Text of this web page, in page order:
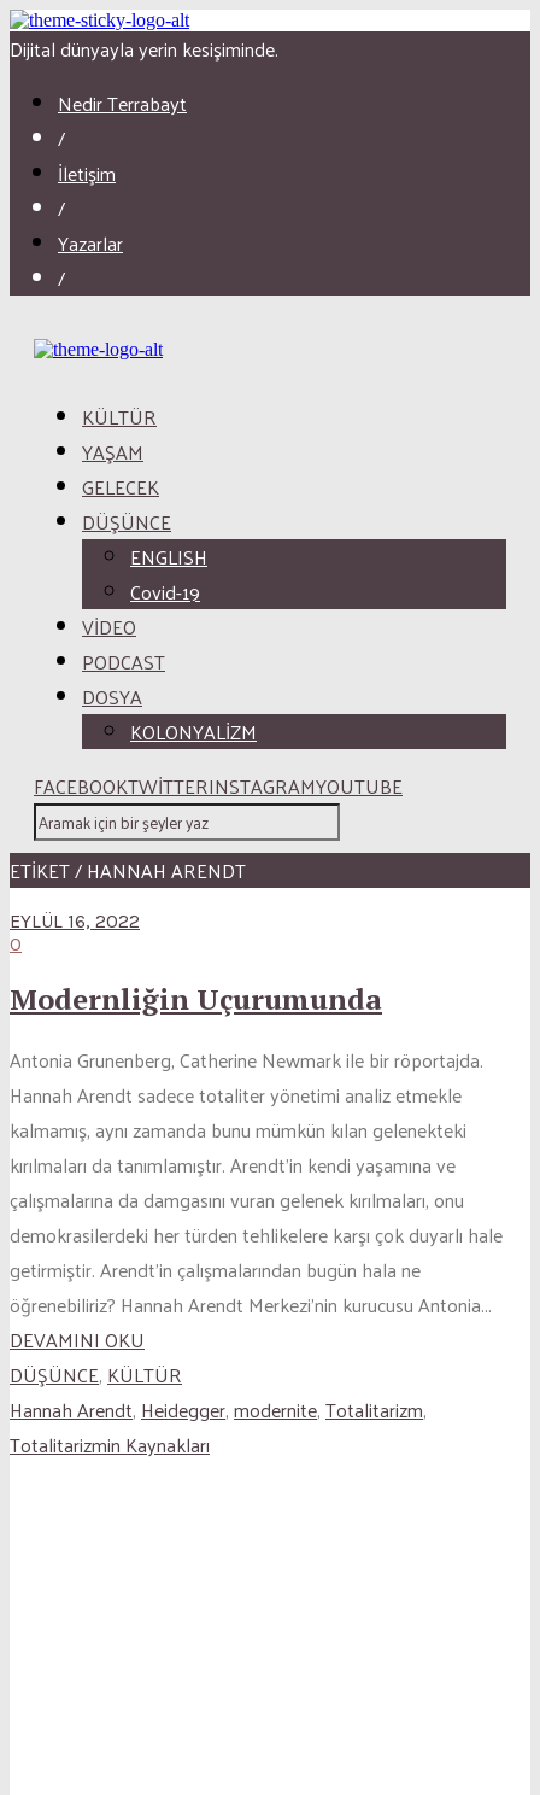
Dijital dünyayla yerin kesişiminde.
Nedir Terrabayt
/
İletişim
/
Yazarlar
/
KÜLTÜR
YAŞAM
GELECEK
DÜŞÜNCE
ENGLISH
Covid-19
VİDEO
PODCAST
DOSYA
KOLONYALİZM
FACEBOOKTWITTERINSTAGRAMYOUTUBE
ETİKET / HANNAH ARENDT
EYLÜL 16, 2022
0
Modernliğin Uçurumunda
Antonia Grunenberg, Catherine Newmark ile bir röportajda.
Hannah Arendt sadece totaliter yönetimi analiz etmekle
kalmamış, aynı zamanda bunu mümkün kılan gelenekteki
kırılmaları da tanımlamıştır. Arendt’in kendi yaşamına ve
çalışmalarına da damgasını vuran gelenek kırılmaları, onu
demokrasilerdeki her türden tehlikelere karşı çok duyarlı hale
getirmiştir. Arendt’in çalışmalarından bugün hala ne
öğrenebiliriz? Hannah Arendt Merkezi’nin kurucusu Antonia...
DEVAMINI OKU
DÜŞÜNCE,KÜLTÜR
Hannah Arendt,Heidegger,modernite,Totalitarizm,
Totalitarizmin Kaynakları